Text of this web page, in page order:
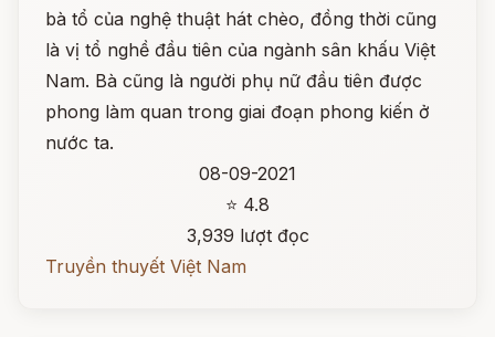
bà tổ của nghệ thuật hát chèo, đồng thời cũng
là vị tổ nghề đầu tiên của ngành sân khấu Việt
Nam. Bà cũng là người phụ nữ đầu tiên được
phong làm quan trong giai đoạn phong kiến ở
nước ta.
08-09-2021
⭐ 4.8
3,939 lượt đọc
Truyền thuyết Việt Nam